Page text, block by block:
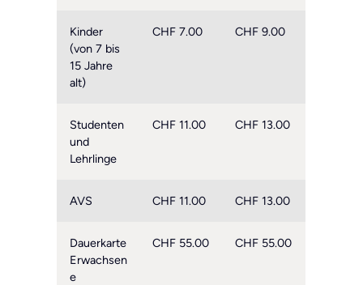
Kinder
(von 7 bis
15 Jahre
alt)
CHF 7.00 CHF 9.00
Studenten
und
Lehrlinge
CHF 11.00 CHF 13.00
AVS CHF 11.00 CHF 13.00
Dauerkarte
Erwachsen
e
CHF 55.00 CHF 55.00